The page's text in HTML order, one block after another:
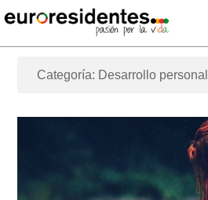
Categoría: Desarrollo personal